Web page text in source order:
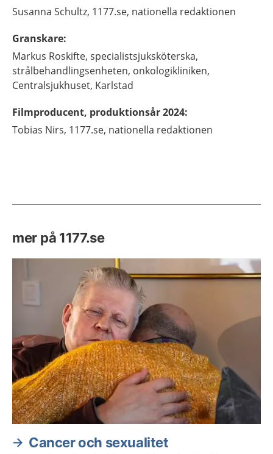
Susanna Schultz, 1177.se, nationella redaktionen
Granskare:
Markus Roskifte, specialistsjuksköterska,
strålbehandlingsenheten, onkologikliniken,
Centralsjukhuset, Karlstad
Filmproducent, produktionsår 2024:
Tobias Nirs, 1177.se, nationella redaktionen
mer på 1177.se
Cancer och sexualitet